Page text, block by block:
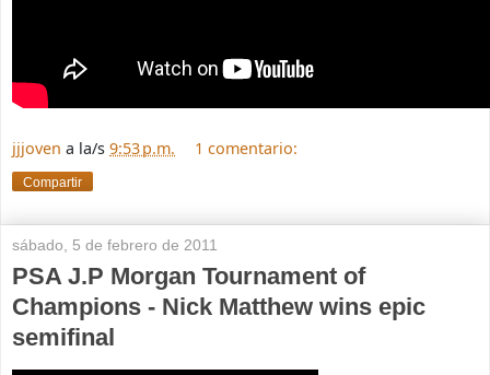
jjjoven a la/s 9:53 p.m. 1 comentario:
Compartir
sábado, 5 de febrero de 2011
PSA J.P Morgan Tournament of
Champions - Nick Matthew wins epic
semifinal